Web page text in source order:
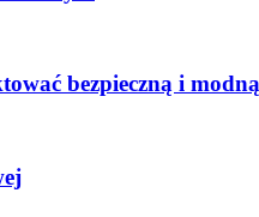
bezpieczną i